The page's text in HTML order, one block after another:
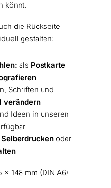
könnt.
die Rückseite
gestalten:
als Postkarte
Schriften und
verändern
Ideen in unseren
oder
x 148 mm (DIN A6)